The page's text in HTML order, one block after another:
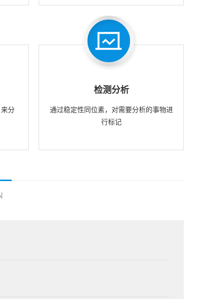
分
检测分析
通过稳定性同位素，对需要分析的事物进
行标记